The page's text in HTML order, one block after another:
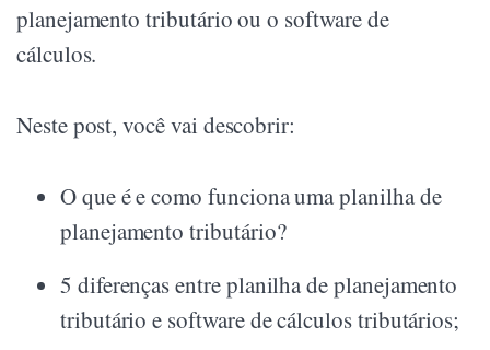
planejamento tributário ou o software de
cálculos.
Neste post, você vai descobrir:
O que é e como funciona uma planilha de
planejamento tributário?
5 diferenças entre planilha de planejamento
tributário e software de cálculos tributários;